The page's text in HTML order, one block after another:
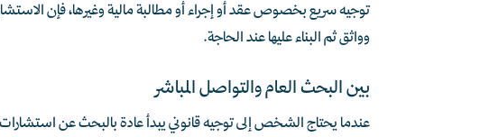
توجيه سريع بخصوص عقد أو إجراء أو مطالبة مالية وغيرها، فإن
وواثق ثم البناء عليها عند الحاجة.
بين البحث العام والتواصل المباشر
عندما يحتاج الشخص إلى توجيه قانوني يبدأ عادة بالبحث عن